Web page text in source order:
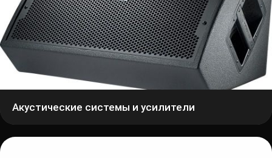
Акустические системы и усилители